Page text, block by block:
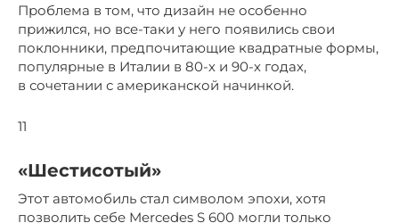
Проблема в том, что дизайн не особенно
прижился, но все-таки у него появились свои
поклонники, предпочитающие квадратные формы,
популярные в Италии в 80-х и 90-х годах,
в сочетании с американской начинкой.
11
«Шестисотый»
Этот автомобиль стал символом эпохи, хотя
позволить себе Mercedes S 600 могли только